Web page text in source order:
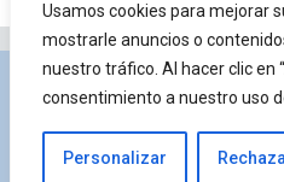
Usamos cookies para mejorar
mostrarle anuncios o
nuestro tráfico. Al hacer clic en
consentimiento a nuestro uso
Personalizar
Privacidad y Política
arquitectura Lista de
© 2026 Arkiplus •